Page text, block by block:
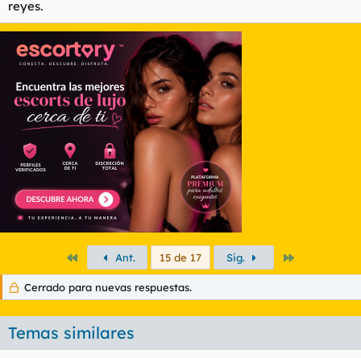
grammatically.
* Nick Cave and The Bad Seeds
* Elvis Costello and The Attractions
* Huey Lewis and The News
reyes.
PrimeroAnt. 15 de 17 Sig.
Cerrado para nuevas respuestas.
Temas similares